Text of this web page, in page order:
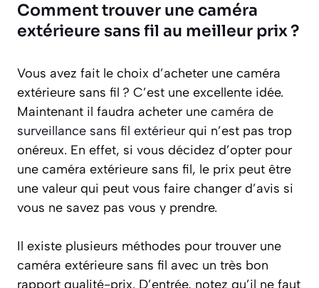
Comment trouver une caméra
extérieure sans fil au meilleur prix ?
Vous avez fait le choix d’acheter une caméra
extérieure sans fil ? C’est une excellente idée.
Maintenant il faudra acheter une caméra de
surveillance sans fil extérieur qui n’est pas trop
onéreux. En effet, si vous décidez d’opter pour
une caméra extérieure sans fil, le prix peut être
une valeur qui peut vous faire changer d’avis si
vous ne savez pas vous y prendre.
Il existe plusieurs méthodes pour trouver une
caméra extérieure sans fil avec un très bon
rapport qualité-prix. D’entrée, notez qu’il ne faut